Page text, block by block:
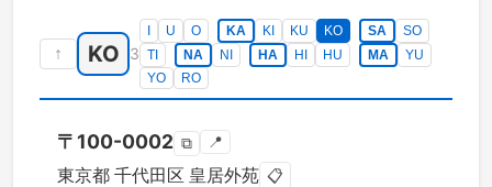
↑ KO 3
U O KA KI KU KO SA
SO
TI
NA NI HA HI HU MA
YU
YO
RO
〒 100-0002 ⧉ 📍
東京都 千代田区 皇居外苑 📋